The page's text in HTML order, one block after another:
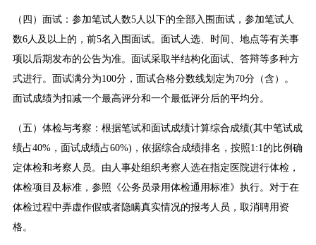
（四）面试：参加笔试人数5人以下的全部入围面试，参加笔试人
数6人及以上的，前5名入围面试。面试人选、时间、地点等有关事
项以后期发布的公告为准。面试采取半结构化面试、答辩等多种方
式进行。面试满分为100分，面试合格分数线划定为70分（含）。
面试成绩为扣减一个最高评分和一个最低评分后的平均分。
（五）体检与考察：根据笔试和面试成绩计算综合成绩(其中笔试成
绩占40%，面试成绩占60%)，依据综合成绩排名，按照1:1的比例确
定体检和考察人员。由人事处组织考察人选在指定医院进行体检，
体检项目及标准，参照《公务员录用体检通用标准》执行。对于在
体检过程中弄虚作假或者隐瞒真实情况的报考人员，取消聘用资
格。